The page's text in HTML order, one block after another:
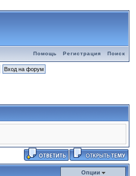
Помощь Регистрация Поиск
Опции